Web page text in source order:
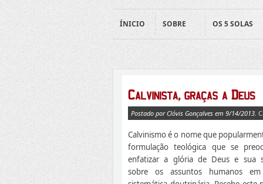
ÍNICIO SOBRE OS 5 SOLAS
Postado por Clóvis Gonçalves em 9/14/2013.
Calvinismo é o nome que
formulação teológica que se
enfatizar a glória de Deus e sua
sobre os assuntos humanos